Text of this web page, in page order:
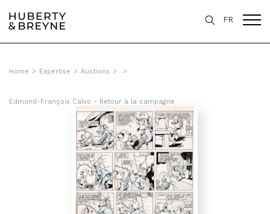
FR
Home > Expertise > Auctions > >
Edmond-François Calvo - Retour à la campagne